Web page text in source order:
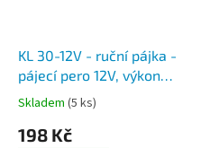
KL 30-12V - ruční pájka -
pájecí pero 12V, výkon
30W
Skladem (5 ks)
198 Kč